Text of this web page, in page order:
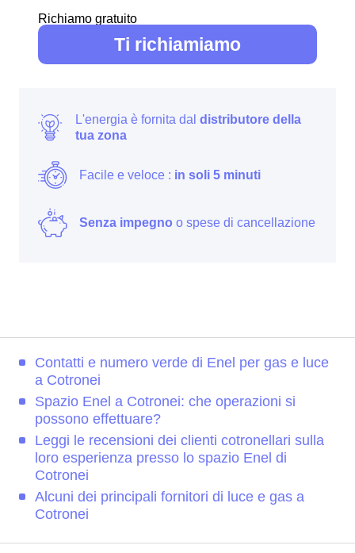
Richiamo gratuito
Ti richiamiamo
L'energia è fornita dal distributore della
tua zona
Facile e veloce : in soli 5 minuti
Senza impegno o spese di cancellazione
Contatti e numero verde di Enel per gas e luce
a Cotronei
Spazio Enel a Cotronei: che operazioni si
possono effettuare?
Leggi le recensioni dei clienti cotronellari sulla
loro esperienza presso lo spazio Enel di
Cotronei
Alcuni dei principali fornitori di luce e gas a
Cotronei